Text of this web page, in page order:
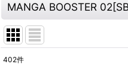
MANGA BOOSTER
402件